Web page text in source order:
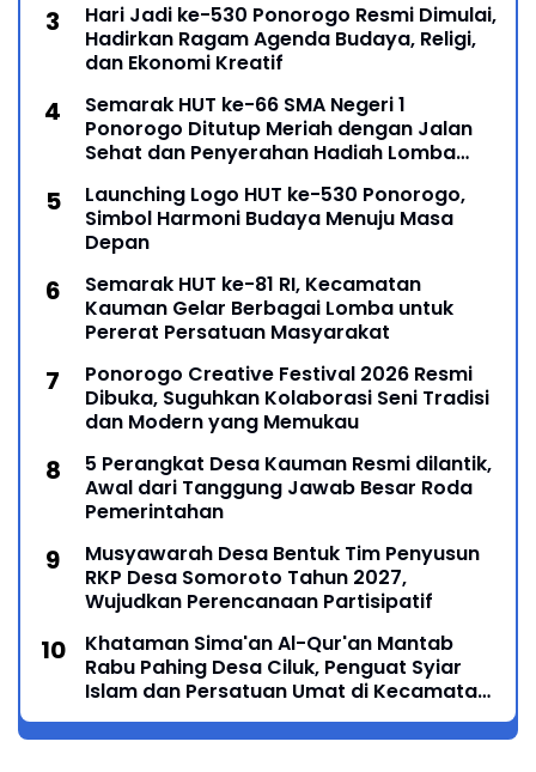
Hari Jadi ke-530 Ponorogo Resmi Dimulai,
Hadirkan Ragam Agenda Budaya, Religi,
dan Ekonomi Kreatif
Semarak HUT ke-66 SMA Negeri 1
Ponorogo Ditutup Meriah dengan Jalan
Sehat dan Penyerahan Hadiah Lomba
Launching Logo HUT ke-530 Ponorogo,
Simbol Harmoni Budaya Menuju Masa
Depan
Semarak HUT ke-81 RI, Kecamatan
Kauman Gelar Berbagai Lomba untuk
Pererat Persatuan Masyarakat
Ponorogo Creative Festival 2026 Resmi
Dibuka, Suguhkan Kolaborasi Seni Tradisi
dan Modern yang Memukau
5 Perangkat Desa Kauman Resmi dilantik,
Awal dari Tanggung Jawab Besar Roda
Pemerintahan
Musyawarah Desa Bentuk Tim Penyusun
RKP Desa Somoroto Tahun 2027,
Wujudkan Perencanaan Partisipatif
Khataman Sima'an Al-Qur'an Mantab
Rabu Pahing Desa Ciluk, Penguat Syiar
Islam dan Persatuan Umat di Kecamatan
Kauman